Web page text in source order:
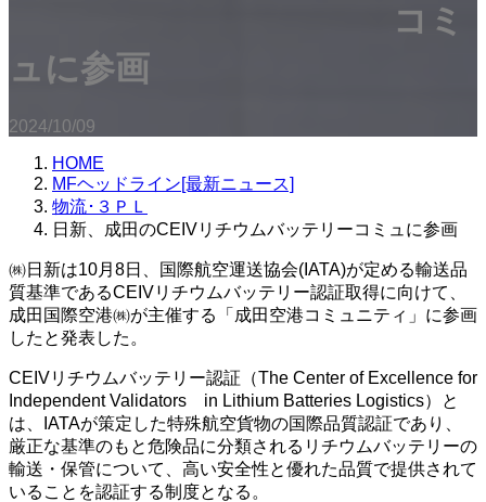
コミ
ュに参画
2024/10/09
HOME
MFヘッドライン[最新ニュース]
物流･３ＰＬ
日新、成田のCEIVリチウムバッテリーコミュに参画
㈱日新は10月8日、国際航空運送協会(IATA)が定める輸送品
質基準であるCEIVリチウムバッテリー認証取得に向けて、
成田国際空港㈱が主催する「成田空港コミュニティ」に参画
したと発表した。
CEIVリチウムバッテリー認証（The Center of Excellence for
Independent Validators in Lithium Batteries Logistics）と
は、IATAが策定した特殊航空貨物の国際品質認証であり、
厳正な基準のもと危険品に分類されるリチウムバッテリーの
輸送・保管について、高い安全性と優れた品質で提供されて
いることを認証する制度となる。